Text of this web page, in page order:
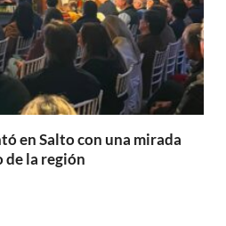
en Salto con una mirada
de la región